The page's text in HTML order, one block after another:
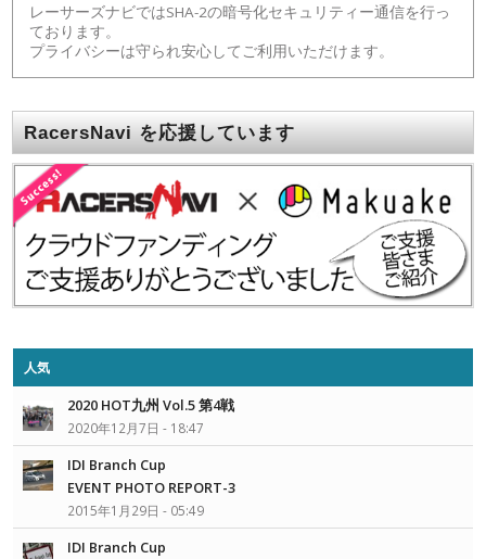
レーサーズナビではSHA-2の暗号化セキュリティー通信を行っ
ております。
プライバシーは守られ安心してご利用いただけます。
RacersNavi を応援しています
人気
2020 HOT九州 Vol.5 第4戦
2020年12月7日 - 18:47
IDI Branch Cup
EVENT PHOTO REPORT-3
2015年1月29日 - 05:49
IDI Branch Cup